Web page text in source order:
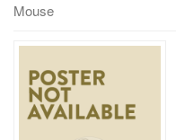
Mouse